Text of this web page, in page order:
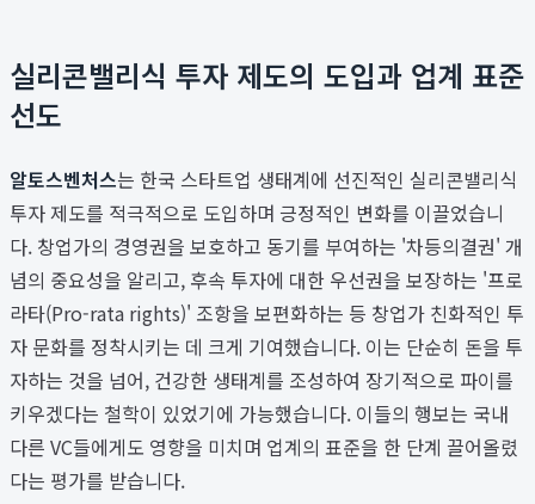
실리콘밸리식 투자 제도의 도입과 업계 표준
선도
알토스벤처스는 한국 스타트업 생태계에 선진적인 실리콘밸리식
투자 제도를 적극적으로 도입하며 긍정적인 변화를 이끌었습니
다. 창업가의 경영권을 보호하고 동기를 부여하는 '차등의결권' 개
념의 중요성을 알리고, 후속 투자에 대한 우선권을 보장하는 '프로
라타(Pro-rata rights)' 조항을 보편화하는 등 창업가 친화적인 투
자 문화를 정착시키는 데 크게 기여했습니다. 이는 단순히 돈을 투
자하는 것을 넘어, 건강한 생태계를 조성하여 장기적으로 파이를
키우겠다는 철학이 있었기에 가능했습니다. 이들의 행보는 국내
다른 VC들에게도 영향을 미치며 업계의 표준을 한 단계 끌어올렸
다는 평가를 받습니다.